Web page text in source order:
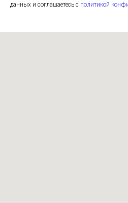
данных и соглашаетесь c политикой